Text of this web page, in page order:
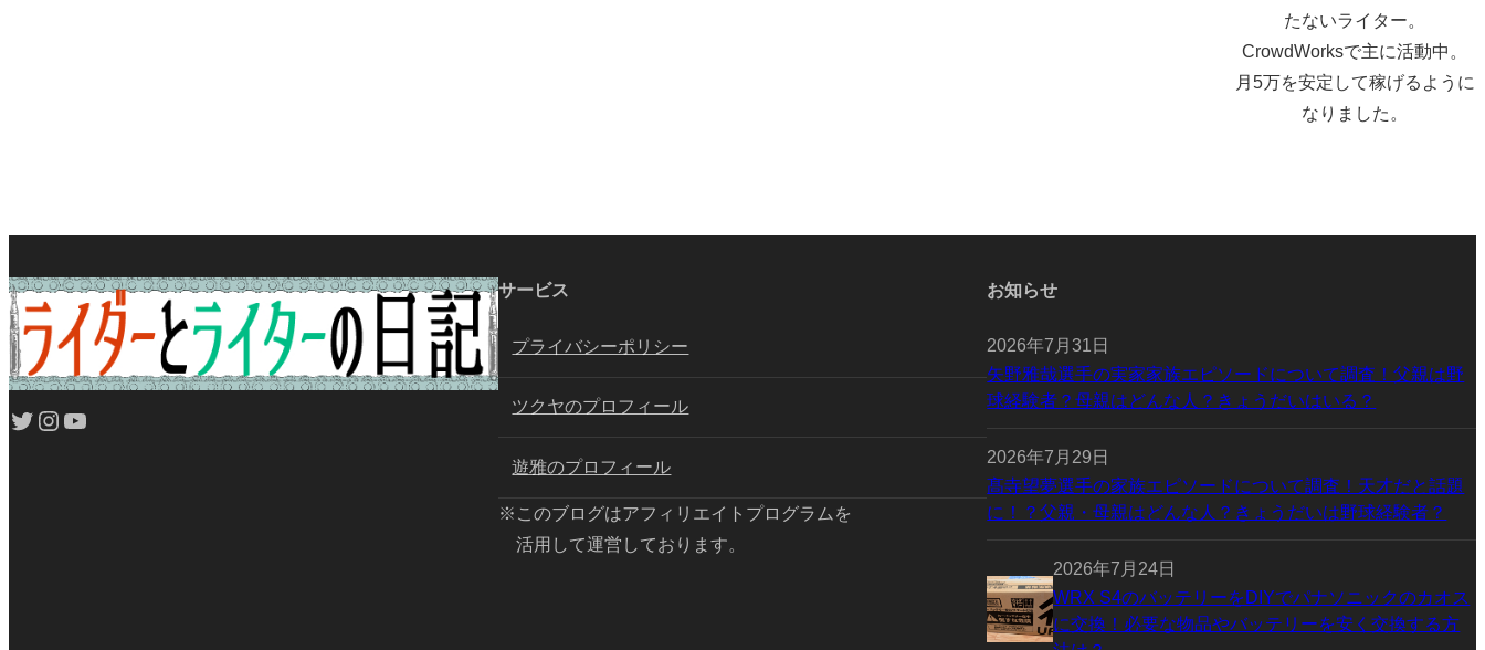
たないライター。
CrowdWorksで主に活動中。
月5万を安定して稼げるように
なりました。
Twitter Instagram YouTube
サービス
プライバシーポリシー
ツクヤのプロフィール
遊雅のプロフィール
※このブログはアフィリエイトプログラムを
活用して運営しております。
お知らせ
2026年7月31日
矢野雅哉選手の実家家族エピソードについて調査！父親は野
球経験者？母親はどんな人？きょうだいはいる？
2026年7月29日
髙寺望夢選手の家族エピソードについて調査！天才だと話題
に！？父親・母親はどんな人？きょうだいは野球経験者？
2026年7月24日
WRX S4のバッテリーをDIYでパナソニックのカオス
に交換！必要な物品やバッテリーを安く交換する方